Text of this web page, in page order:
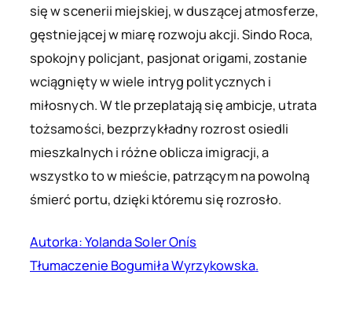
się w scenerii miejskiej, w duszącej atmosferze,
gęstniejącej w miarę rozwoju akcji. Sindo Roca,
spokojny policjant, pasjonat origami, zostanie
wciągnięty w wiele intryg politycznych i
miłosnych. W tle przeplatają się ambicje, utrata
tożsamości, bezprzykładny rozrost osiedli
mieszkalnych i różne oblicza imigracji, a
wszystko to w mieście, patrzącym na powolną
śmierć portu, dzięki któremu się rozrosło.
Autorka: Yolanda Soler Onís
Tłumaczenie Bogumiła Wyrzykowska.